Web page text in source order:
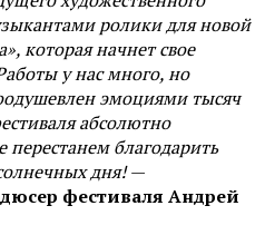
ролики для новой
которая начнет свое
у нас много, но
эмоциями тысяч
абсолютно
благодарить
дня!—
фестиваля Андрей